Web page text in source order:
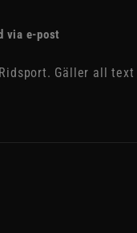
via e-post
Gäller all text